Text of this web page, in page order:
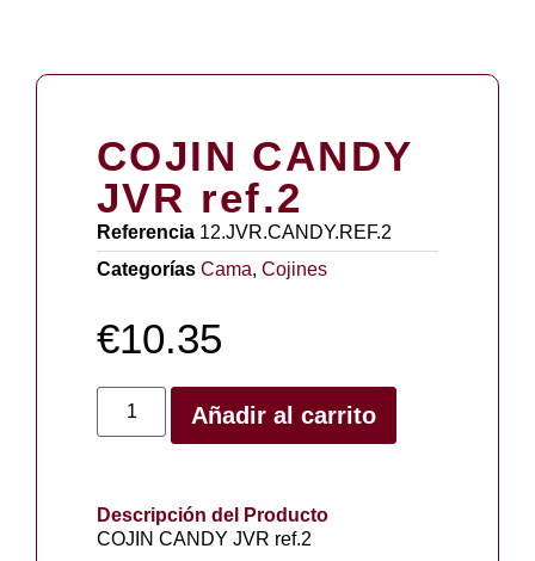
COJIN CANDY
JVR ref.2
Referencia 12.JVR.CANDY.REF.2
Categorías Cama, Cojines
€10.35
Añadir al carrito
Descripción del Producto
COJIN CANDY JVR ref.2